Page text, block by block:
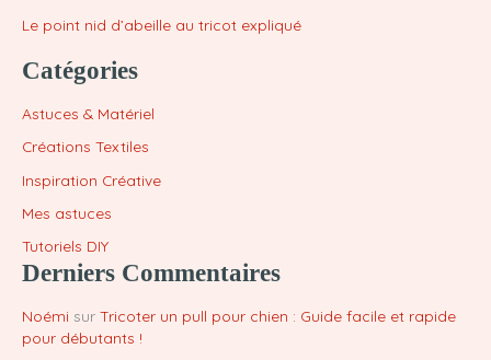
Le point nid d’abeille au tricot expliqué
Catégories
Astuces & Matériel
Créations Textiles
Inspiration Créative
Mes astuces
Tutoriels DIY
Derniers Commentaires
Noémi sur Tricoter un pull pour chien : Guide facile et rapide
pour débutants !